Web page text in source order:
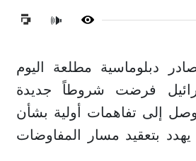
🔊
دبلوماسية مطلعة اليوم
فرضت شروطاً جديدة
إلى تفاهمات أولية بشأن
بتعقيد مسار المفاوضات